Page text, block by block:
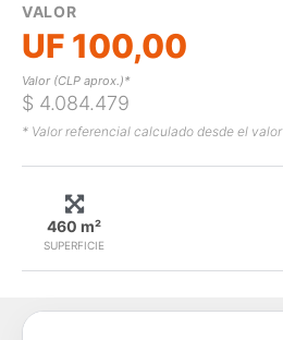
VALOR
UF 100,00
Valor (CLP aprox.)*
$ 4.084.479
* Valor referencial calculado desde el valor
SUPERFICIE
460 m²